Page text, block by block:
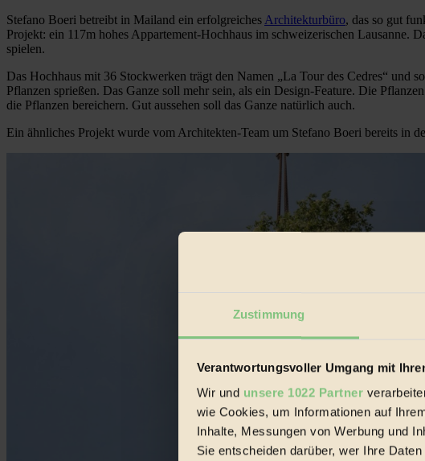
Zustimmung
Verantwortungsvoller Umgang mit
Wir und unsere 1022 Partner
wie Cookies, um Informationen auf
Inhalte, Messungen von Werbung und
Sie entscheiden darüber, wer Ihre
Stefano Boeri betreibt in Mailand ein erfolgreiches Architekturbüro, das so gut
Projekt: ein 117m hohes Appartement-Hochhaus im schweizerischen Lausanne.
spielen.
Das Hochhaus mit 36 Stockwerken trägt den Namen „La Tour des Cedres“ und
Pflanzen sprießen. Das Ganze soll mehr sein, als ein Design-Feature. Die
die Pflanzen bereichern. Gut aussehen soll das Ganze natürlich auch.
Ein ähnliches Projekt wurde vom Architekten-Team um Stefano Boeri bereits in